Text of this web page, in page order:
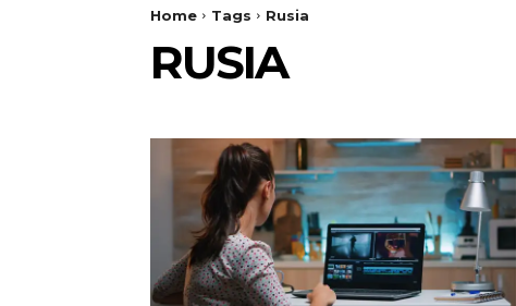
Home Tags Rusia
RUSIA